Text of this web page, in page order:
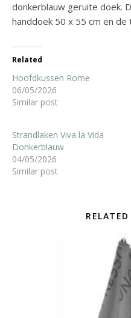
donkerblauw geruite doek.
handdoek 50 x 55 cm en
Related
Hoofdkussen Rome
06/05/2026
Similar post
Strandlaken Viva la Vida
Donkerblauw
04/05/2026
Similar post